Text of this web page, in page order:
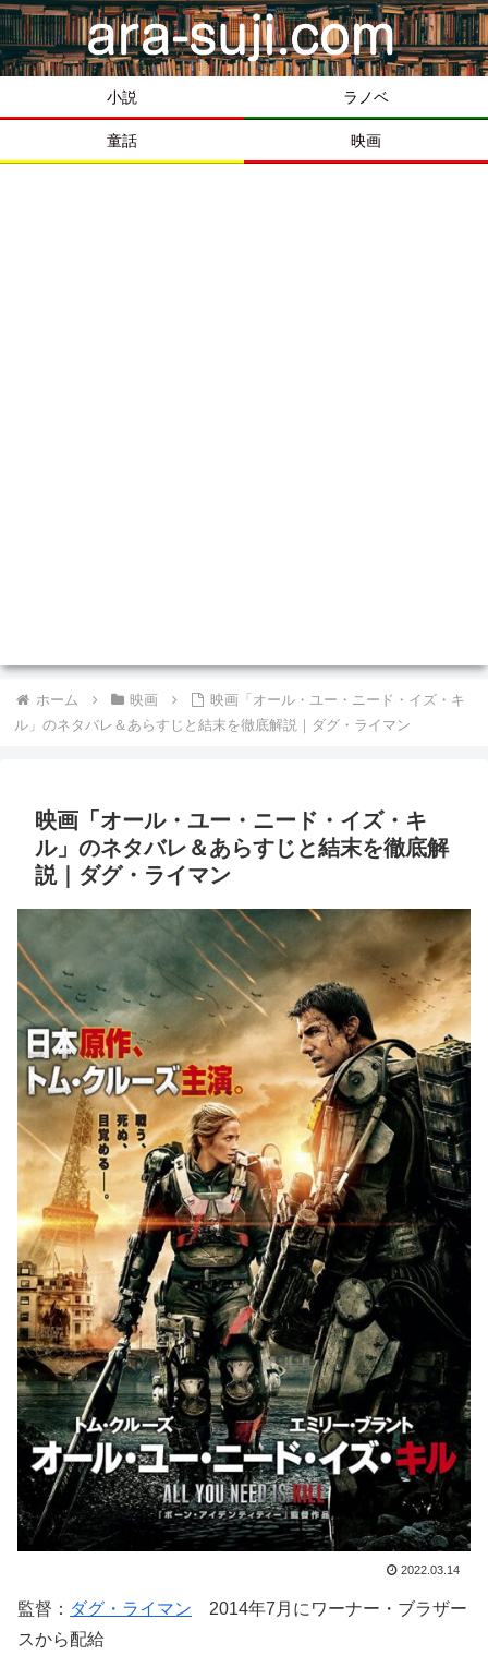
小説 ラノベ
童話 映画
ホーム 映画
映画「オール・ユー・ニード・イズ・キ
ル」のネタバレ＆あらすじと結末を徹底解説｜ダグ・ライマン
映画「オール・ユー・ニード・イズ・キ
ル」のネタバレ＆あらすじと結末を徹底解
説｜ダグ・ライマン
2022.03.14
監督： ダグ・ライマン 2014年7月にワーナー・ブラザー
スから配給